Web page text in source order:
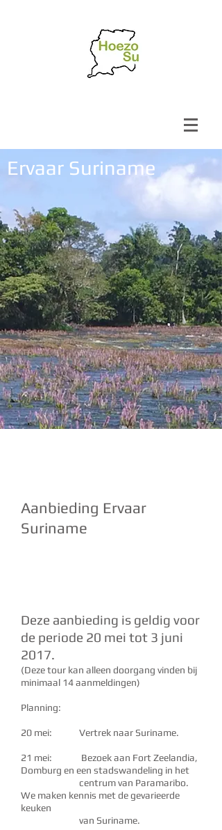
Aanbieding Ervaar
Suriname
Deze aanbieding is geldig voor
de periode 20 mei tot 3 juni
2017.
(Deze tour kan alleen doorgang vinden bij
minimaal 14 aanmeldingen)
Planning:
20 mei: Vertrek naar Suriname.
21 mei: Bezoek aan Fort Zeelandia,
Domburg en een stadswandeling in het
centrum van Paramaribo.
We maken kennis met de gevarieerde
keuken
van Suriname.
Ervaar Suriname